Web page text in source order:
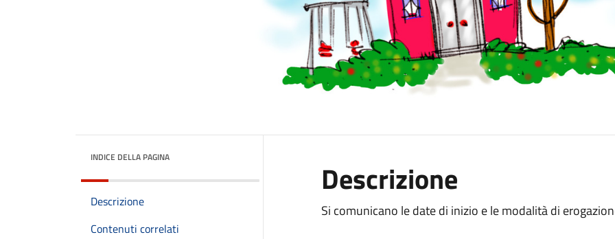
INDICE DELLA PAGINA
Descrizione
Contenuti correlati
Descrizione
Si comunicano le date di inizio e le modalità di